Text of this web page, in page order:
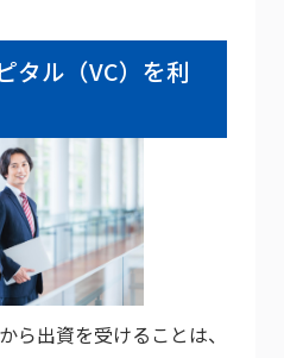
タル（VC）を利
ら出資を受けることは、